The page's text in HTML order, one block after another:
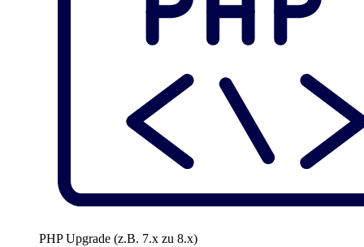
PHP Upgrade (z.B. 7.x zu 8.x)